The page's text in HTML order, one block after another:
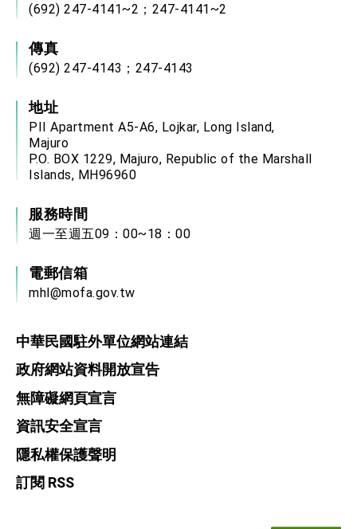
(692) 247-4141~2；247-4141~2
傳真
(692) 247-4143；247-4143
地址
PII Apartment A5-A6, Lojkar, Long Island,
Majuro
P.O. BOX 1229, Majuro, Republic of the Marshall
Islands, MH96960
服務時間
週一至週五09：00~18：00
電郵信箱
mhl@mofa.gov.tw
中華民國駐外單位網站連結
政府網站資料開放宣告
無障礙網頁宣言
資訊安全宣言
隱私權保護聲明
訂閱 RSS